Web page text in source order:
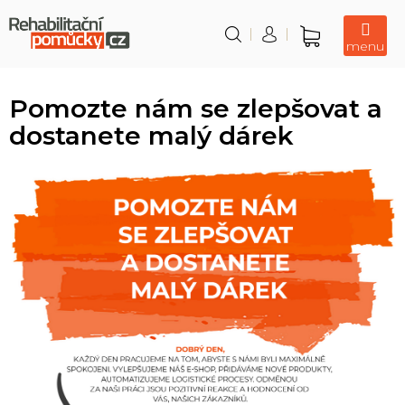
na
obsah
Nákupní
Pomozte nám se zlepšovat a
dostanete malý dárek